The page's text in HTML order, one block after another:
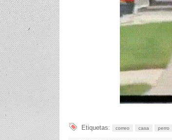
Etiquetas: correo casa perro